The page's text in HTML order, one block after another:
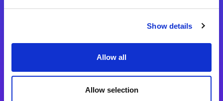
Show details
Allow all
Allow selection
Magic xpi Plataforma de Integración